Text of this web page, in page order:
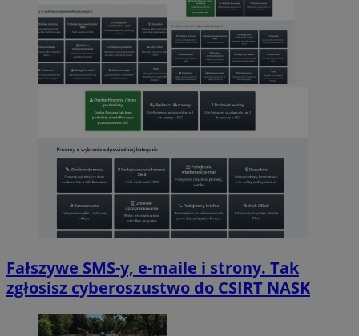
Fałszywe SMS-y, e-maile i strony. Tak
zgłosisz cyberoszustwo do CSIRT NASK